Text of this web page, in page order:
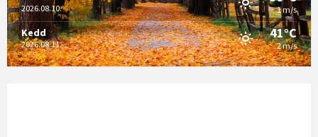
2026.08.10. 1 m/s
Kedd
2026.08.11.
41°C
2 m/s